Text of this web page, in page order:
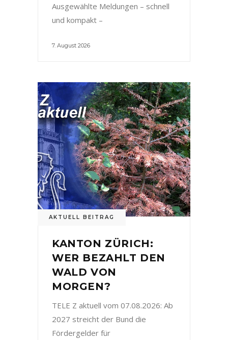
Ausgewählte Meldungen – schnell
und kompakt –
7. August 2026
AKTUELL BEITRAG
KANTON ZÜRICH:
WER BEZAHLT DEN
WALD VON
MORGEN?
TELE Z aktuell vom 07.08.2026: Ab
2027 streicht der Bund die
Fördergelder für